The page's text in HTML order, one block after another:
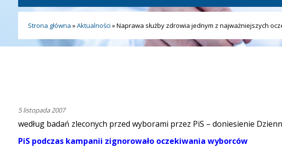
Strona główna »Aktualności »Naprawa służby zdrowia jednym z najważniejszych
5 listopada 2007
według badań zleconych przed wyborami przez PiS – doniesienie
PiS podczas kampanii zignorowało oczekiwania wyborców